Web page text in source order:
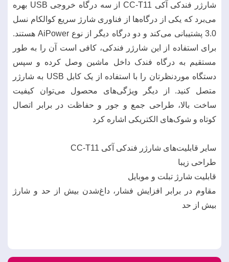
شارژر فندکی آکی CC-T11 از سه درگاه خروجی USB بهره
می‌برد که یکی از درگاه‌ها از فناوری شارژ سریع کوالکام نسل
3.0 پشتیبانی می‌کند و دو درگاه دیگر از نوع AiPower هستند.
برای استفاده از این شارژر فندکی، کافی است آن را به طور
مستقیم به درگاه فندک داخل ماشین وصل کرده و سپس
دستگاه موردنظرتان را با استفاده از یک کابل USB به شارژر
متصل کنید. از دیگر ویژگی‌های محصول می‌توان کیفیت
ساخت بالا، طراحی جمع و جور و حفاظت در برابر اتصال
کوتاه و شوک‌های الکتریکی اشاره کرد
سایر قابلیت‌های شارژر فندکی آکی CC-T11
طراحی زیبا
قابلیت شارژ تبلت و موبایل
مقاوم در برابر افزایش فشار، داغ‌شدن بیش از حد و شارژ
بیش از حد